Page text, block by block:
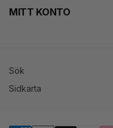
MITT KONTO
Sök
Sidkarta